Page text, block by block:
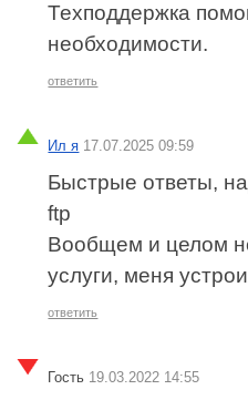
Техподдержка
необходимости.
ответить
Ил я 17.07.2025 09:59
Быстрые ответы,
ftp
Вообщем и целом
услуги, меня
ответить
Гость 19.03.2022 14:55